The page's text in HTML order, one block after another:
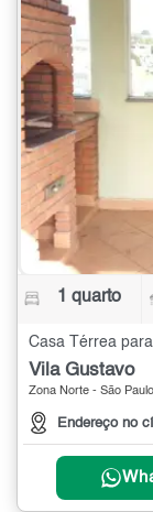
1 quarto
Casa Térrea
Vila Gustavo
Zona Norte - São Paulo
Endereço no